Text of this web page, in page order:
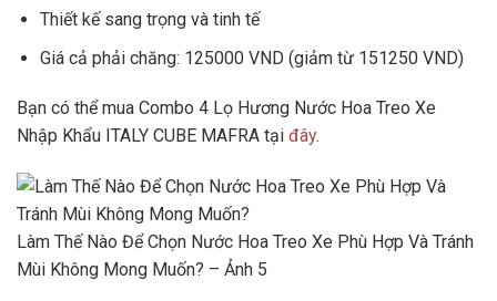
Thiết kế sang trọng và tinh tế
Giá cả phải chăng: 125000 VND (giảm từ 151250 VND)
Bạn có thể mua Combo 4 Lọ Hương Nước Hoa Treo Xe
Nhập Khẩu ITALY CUBE MAFRA tại đây.
Làm Thế Nào Để Chọn Nước Hoa Treo Xe Phù Hợp Và Tránh
Mùi Không Mong Muốn? – Ảnh 5